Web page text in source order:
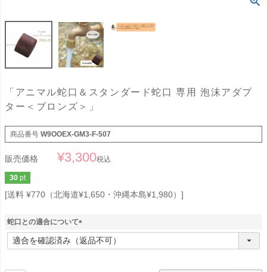
「アニマル蛇口＆スタンダード蛇口 専用 泡沫アダプ
ター＜ブロンズ＞」
商品番号 W9OOEX-GM3-F-507
販売価格 ¥3,300税込
30 pt
送料 ¥770（北海道¥1,650・沖縄本島¥1,980）
蛇口との適合について
(
必